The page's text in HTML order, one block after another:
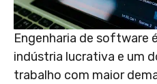
Engenharia de software
indústria lucrativa e um
trabalho com maior